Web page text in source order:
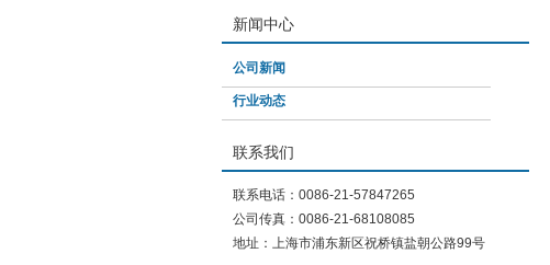
新闻中心
公司新闻
行业动态
联系我们
联系电话：0086-21-57847265
公司传真：0086-21-68108085
地址：上海市浦东新区祝桥镇盐朝公路99号